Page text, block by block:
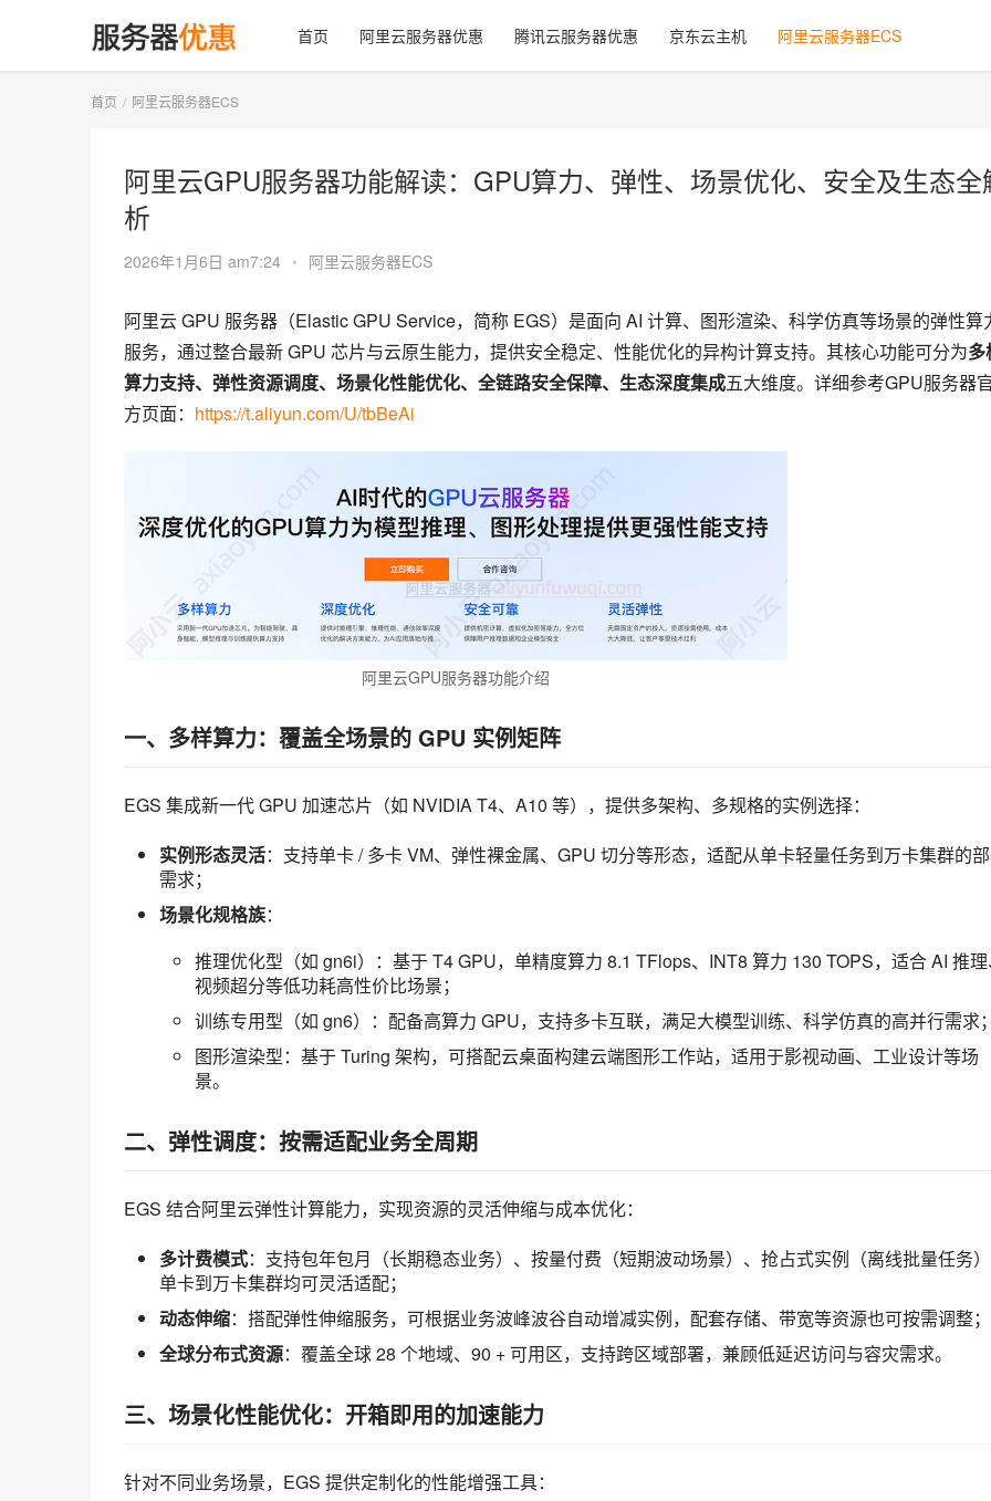
首页 阿里云服务器优惠 腾讯云服务器优惠 京东云主机 阿里云服务器ECS
首页 阿里云服务器ECS
阿里云GPU服务器功能解读：GPU算力、弹性、场景优化、安全及生态全
析
2026年1月6日 am7:24 • 阿里云服务器ECS
阿里云 GPU 服务器（Elastic GPU Service，简称 EGS）是面向 AI 计算、图形渲染、科学仿真等场景的弹性算
服务，通过整合最新 GPU 芯片与云原生能力，提供安全稳定、性能优化的异构计算支持。其核心功能可分为多
算力支持、弹性资源调度、场景化性能优化、全链路安全保障、生态深度集成五大维度。详细参考GPU服务器
方页面： https://t.aliyun.com/U/tbBeAi
阿里云GPU服务器功能介绍
一、多样算力：覆盖全场景的 GPU 实例矩阵
EGS 集成新一代 GPU 加速芯片（如 NVIDIA T4、A10 等），提供多架构、多规格的实例选择：
实例形态灵活：支持单卡 / 多卡 VM、弹性裸金属、GPU 切分等形态，适配从单卡轻量任务到万卡集群的
需求；
场景化规格族：
推理优化型（如 gn6i）：基于 T4 GPU，单精度算力 8.1 TFlops、INT8 算力 130 TOPS，适合 AI 推
视频超分等低功耗高性价比场景；
训练专用型（如 gn6）：配备高算力 GPU，支持多卡互联，满足大模型训练、科学仿真的高并行需求
图形渲染型：基于 Turing 架构，可搭配云桌面构建云端图形工作站，适用于影视动画、工业设计等场
景。
二、弹性调度：按需适配业务全周期
EGS 结合阿里云弹性计算能力，实现资源的灵活伸缩与成本优化：
多计费模式：支持包年包月（长期稳态业务）、按量付费（短期波动场景）、抢占式实例（离线批量任务
单卡到万卡集群均可灵活适配；
动态伸缩：搭配弹性伸缩服务，可根据业务波峰波谷自动增减实例，配套存储、带宽等资源也可按需调整；
全球分布式资源：覆盖全球 28 个地域、90 + 可用区，支持跨区域部署，兼顾低延迟访问与容灾需求。
三、场景化性能优化：开箱即用的加速能力
针对不同业务场景，EGS 提供定制化的性能增强工具：